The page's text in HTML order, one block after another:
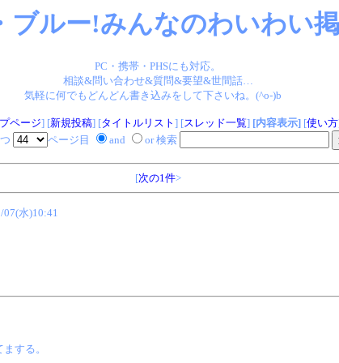
ブルー!みんなのわいわい
PC・携帯・PHSにも対応。
相談&問い合わせ&質問&要望&世間話…
気軽に何でもどんどん書き込みをして下さいね。(^o-)b
ページ] [新規投稿] [タイトルリスト ] [スレッド一覧] [内容表示][使い方
ページ目 and or 検索
[次の1件>
07(水)10:41
する。